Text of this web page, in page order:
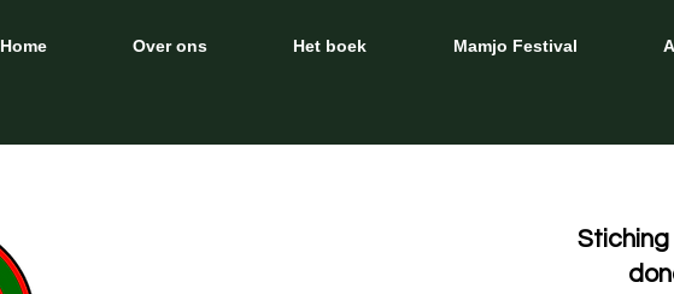
Home Over ons Het boek Mamjo Festival